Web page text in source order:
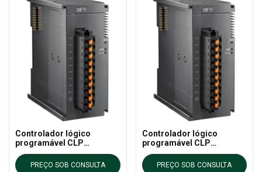
Controlador lógico
programável CLP
AS08TC-A DELTA - AS CLP
EXTNPREÇO SOB CONSULTA
Controlador lógico
programável CLP
AS08AN01T-A DELTA - AS
CLP EXTN
PREÇO SOB CONSULTA